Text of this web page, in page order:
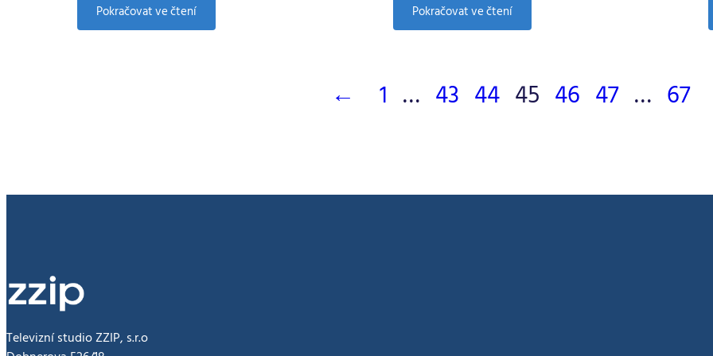
Pokračovat ve čtení:
MIK
Pokračovat ve čtení:
MIK
← 1 … 43 44 45 46 47 … 67
Televizní studio ZZIP, s.r.o